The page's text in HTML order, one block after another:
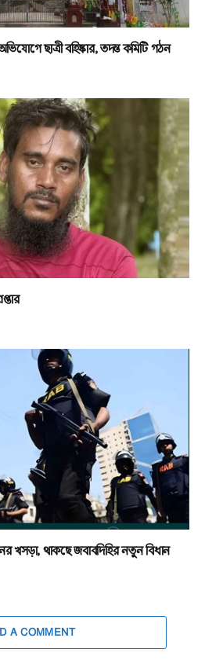
ছাত্রী বহিষ্কার, তদন্ত কমিটি গঠন
খসড়া, থাকছে জবাবদিহির নতুন বিধান
A COMMENT